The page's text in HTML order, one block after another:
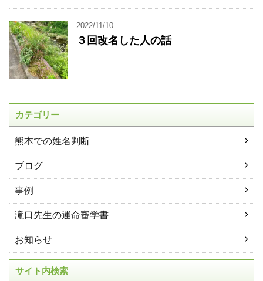
2022/11/10
３回改名した人の話
カテゴリー
熊本での姓名判断
ブログ
事例
滝口先生の運命審学書
お知らせ
サイト内検索